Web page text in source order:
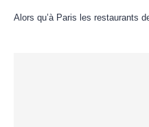
Alors qu’à Paris les restaurants